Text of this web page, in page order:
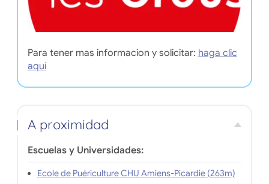
Para tener mas informacion y solicitar: haga clic
aquí
A proximidad
Escuelas y Universidades:
Ecole de Puériculture CHU Amiens-Picardie (263m)